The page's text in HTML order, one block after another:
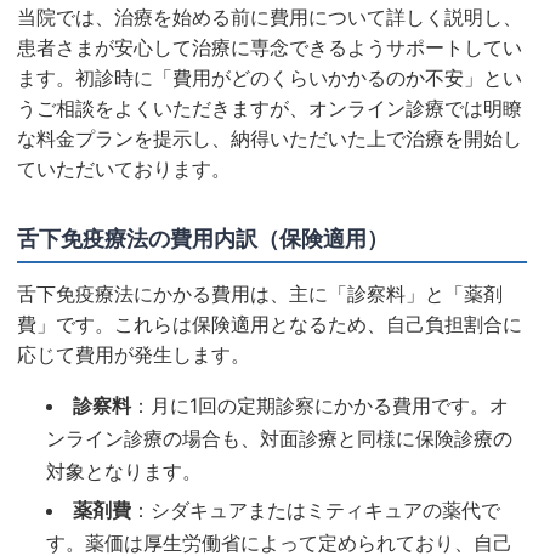
当院では、治療を始める前に費用について詳しく説明し、
患者さまが安心して治療に専念できるようサポートしてい
ます。初診時に「費用がどのくらいかかるのか不安」とい
うご相談をよくいただきますが、オンライン診療では明瞭
な料金プランを提示し、納得いただいた上で治療を開始し
ていただいております。
舌下免疫療法の費用内訳（保険適用）
舌下免疫療法にかかる費用は、主に「診察料」と「薬剤
費」です。これらは保険適用となるため、自己負担割合に
応じて費用が発生します。
診察料：月に1回の定期診察にかかる費用です。オ
ンライン診療の場合も、対面診療と同様に保険診療の
対象となります。
薬剤費 ：シダキュアまたはミティキュアの薬代で
す。薬価は厚生労働省によって定められており、自己